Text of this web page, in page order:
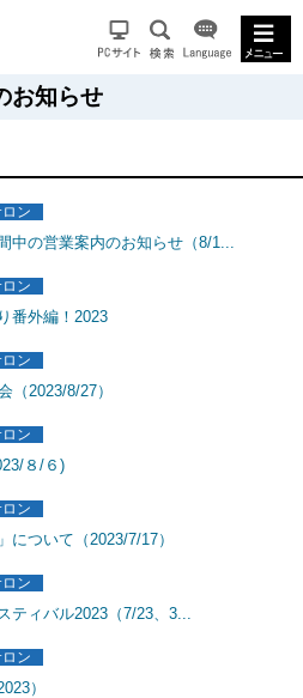
お知らせ
ン
中の営業案内のお知らせ（8/1...
ン
番外編！2023
ン
（2023/8/27）
ン
８/６)
ン
について（2023/7/17）
ン
ティバル2023（7/23、3...
ン
）